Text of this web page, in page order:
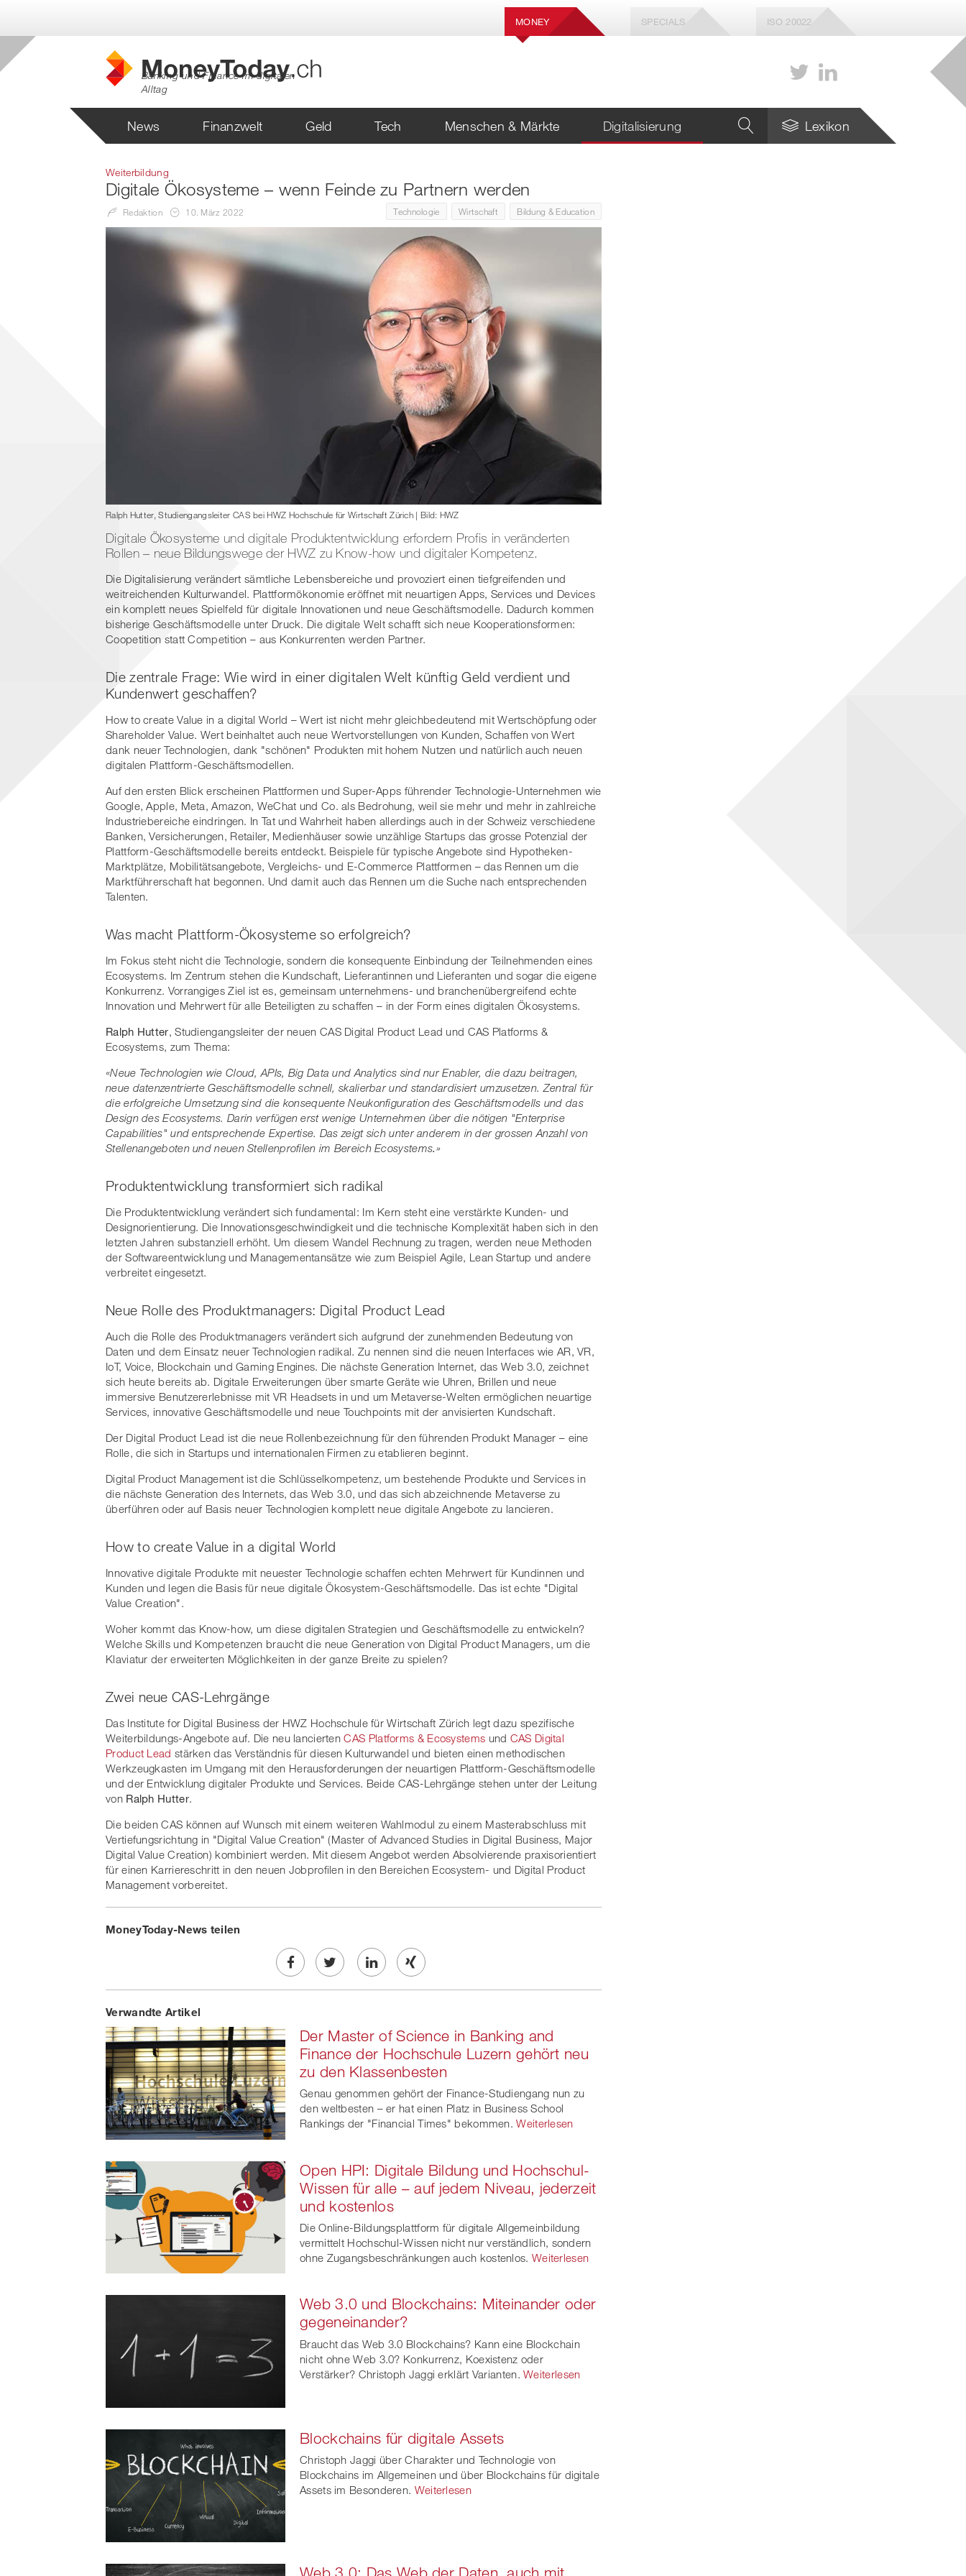
MONEY SPECIALS ISO 20022
Banking und Finance im digitalen
Alltag
News Finanzwelt Geld Tech Menschen & Märkte Digitalisierung Lexikon
Weiterbildung
Digitale Ökosysteme – wenn Feinde zu Partnern werden
Redaktion 10. März 2022 Technologie Wirtschaft Bildung & Education
Ralph Hutter, Studiengangsleiter CAS bei HWZ Hochschule für Wirtschaft Zürich | Bild: HWZ
Digitale Ökosysteme und digitale Produktentwicklung erfordern Profis in veränderten
Rollen – neue Bildungswege der HWZ zu Know-how und digitaler Kompetenz.
Die Digitalisierung verändert sämtliche Lebensbereiche und provoziert einen tiefgreifenden und
weitreichenden Kulturwandel. Plattformökonomie eröffnet mit neuartigen Apps, Services und Devices
ein komplett neues Spielfeld für digitale Innovationen und neue Geschäftsmodelle. Dadurch kommen
bisherige Geschäftsmodelle unter Druck. Die digitale Welt schafft sich neue Kooperationsformen:
Coopetition statt Competition – aus Konkurrenten werden Partner.
Die zentrale Frage: Wie wird in einer digitalen Welt künftig Geld verdient und
Kundenwert geschaffen?
How to create Value in a digital World – Wert ist nicht mehr gleichbedeutend mit Wertschöpfung oder
Shareholder Value. Wert beinhaltet auch neue Wertvorstellungen von Kunden, Schaffen von Wert
dank neuer Technologien, dank "schönen" Produkten mit hohem Nutzen und natürlich auch neuen
digitalen Plattform-Geschäftsmodellen.
Auf den ersten Blick erscheinen Plattformen und Super-Apps führender Technologie-Unternehmen wie
Google, Apple, Meta, Amazon, WeChat und Co. als Bedrohung, weil sie mehr und mehr in zahlreiche
Industriebereiche eindringen. In Tat und Wahrheit haben allerdings auch in der Schweiz verschiedene
Banken, Versicherungen, Retailer, Medienhäuser sowie unzählige Startups das grosse Potenzial der
Plattform-Geschäftsmodelle bereits entdeckt. Beispiele für typische Angebote sind Hypotheken-
Marktplätze, Mobilitätsangebote, Vergleichs- und E-Commerce Plattformen – das Rennen um die
Marktführerschaft hat begonnen. Und damit auch das Rennen um die Suche nach entsprechenden
Talenten.
Was macht Plattform-Ökosysteme so erfolgreich?
Im Fokus steht nicht die Technologie, sondern die konsequente Einbindung der Teilnehmenden eines
Ecosystems. Im Zentrum stehen die Kundschaft, Lieferantinnen und Lieferanten und sogar die eigene
Konkurrenz. Vorrangiges Ziel ist es, gemeinsam unternehmens- und branchenübergreifend echte
Innovation und Mehrwert für alle Beteiligten zu schaffen – in der Form eines digitalen Ökosystems.
Ralph Hutter, Studiengangsleiter der neuen CAS Digital Product Lead und CAS Platforms &
Ecosystems, zum Thema:
«Neue Technologien wie Cloud, APIs, Big Data und Analytics sind nur Enabler, die dazu beitragen,
neue datenzentrierte Geschäftsmodelle schnell, skalierbar und standardisiert umzusetzen. Zentral für
die erfolgreiche Umsetzung sind die konsequente Neukonfiguration des Geschäftsmodells und das
Design des Ecosystems. Darin verfügen erst wenige Unternehmen über die nötigen "Enterprise
Capabilities" und entsprechende Expertise. Das zeigt sich unter anderem in der grossen Anzahl von
Stellenangeboten und neuen Stellenprofilen im Bereich Ecosystems.»
Produktentwicklung transformiert sich radikal
Die Produktentwicklung verändert sich fundamental: Im Kern steht eine verstärkte Kunden- und
Designorientierung. Die Innovationsgeschwindigkeit und die technische Komplexität haben sich in den
letzten Jahren substanziell erhöht. Um diesem Wandel Rechnung zu tragen, werden neue Methoden
der Softwareentwicklung und Managementansätze wie zum Beispiel Agile, Lean Startup und andere
verbreitet eingesetzt.
Neue Rolle des Produktmanagers: Digital Product Lead
Auch die Rolle des Produktmanagers verändert sich aufgrund der zunehmenden Bedeutung von
Daten und dem Einsatz neuer Technologien radikal. Zu nennen sind die neuen Interfaces wie AR, VR,
IoT, Voice, Blockchain und Gaming Engines. Die nächste Generation Internet, das Web 3.0, zeichnet
sich heute bereits ab. Digitale Erweiterungen über smarte Geräte wie Uhren, Brillen und neue
immersive Benutzererlebnisse mit VR Headsets in und um Metaverse-Welten ermöglichen neuartige
Services, innovative Geschäftsmodelle und neue Touchpoints mit der anvisierten Kundschaft.
Der Digital Product Lead ist die neue Rollenbezeichnung für den führenden Produkt Manager – eine
Rolle, die sich in Startups und internationalen Firmen zu etablieren beginnt.
Digital Product Management ist die Schlüsselkompetenz, um bestehende Produkte und Services in
die nächste Generation des Internets, das Web 3.0, und das sich abzeichnende Metaverse zu
überführen oder auf Basis neuer Technologien komplett neue digitale Angebote zu lancieren.
How to create Value in a digital World
Innovative digitale Produkte mit neuester Technologie schaffen echten Mehrwert für Kundinnen und
Kunden und legen die Basis für neue digitale Ökosystem-Geschäftsmodelle. Das ist echte "Digital
Value Creation".
Woher kommt das Know-how, um diese digitalen Strategien und Geschäftsmodelle zu entwickeln?
Welche Skills und Kompetenzen braucht die neue Generation von Digital Product Managers, um die
Klaviatur der erweiterten Möglichkeiten in der ganze Breite zu spielen?
Zwei neue CAS-Lehrgänge
Das Institute for Digital Business der HWZ Hochschule für Wirtschaft Zürich legt dazu spezifische
Weiterbildungs-Angebote auf. Die neu lanciertenCAS Platforms & Ecosystems und CAS Digital
Product Lead stärken das Verständnis für diesen Kulturwandel und bieten einen methodischen
Werkzeugkasten im Umgang mit den Herausforderungen der neuartigen Plattform-Geschäftsmodelle
und der Entwicklung digitaler Produkte und Services. Beide CAS-Lehrgänge stehen unter der Leitung
von Ralph Hutter.
Die beiden CAS können auf Wunsch mit einem weiteren Wahlmodul zu einem Masterabschluss mit
Vertiefungsrichtung in "Digital Value Creation" (Master of Advanced Studies in Digital Business, Major
Digital Value Creation) kombiniert werden. Mit diesem Angebot werden Absolvierende praxisorientiert
für einen Karriereschritt in den neuen Jobprofilen in den Bereichen Ecosystem- und Digital Product
Management vorbereitet.
MoneyToday-News teilen
Share
Facebook
Twe
on
twitt
er
Share
linkedin
Share
Xing
Verwandte Artikel
Der Master of Science in Banking and
Finance der Hochschule Luzern gehört neu
zu den Klassenbesten
Genau genommen gehört der Finance-Studiengang nun zu
den weltbesten – er hat einen Platz in Business School
Rankings der "Financial Times" bekommen. Weiterlesen
Open HPI: Digitale Bildung und Hochschul-
Wissen für alle – auf jedem Niveau, jederzeit
und kostenlos
Die Online-Bildungsplattform für digitale Allgemeinbildung
vermittelt Hochschul-Wissen nicht nur verständlich, sondern
ohne Zugangsbeschränkungen auch kostenlos. Weiterlesen
Web 3.0 und Blockchains: Miteinander oder
gegeneinander?
Braucht das Web 3.0 Blockchains? Kann eine Blockchain
nicht ohne Web 3.0? Konkurrenz, Koexistenz oder
Verstärker? Christoph Jaggi erklärt Varianten. Weiterlesen
Blockchains für digitale Assets
Christoph Jaggi über Charakter und Technologie von
Blockchains im Allgemeinen und über Blockchains für digitale
Assets im Besonderen. Weiterlesen
Web 3.0: Das Web der Daten, auch mit